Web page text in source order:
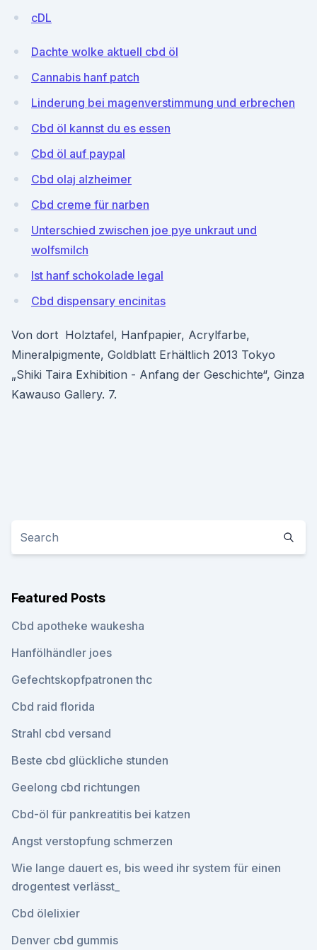
cDL
Dachte wolke aktuell cbd öl
Cannabis hanf patch
Linderung bei magenverstimmung und erbrechen
Cbd öl kannst du es essen
Cbd öl auf paypal
Cbd olaj alzheimer
Cbd creme für narben
Unterschied zwischen joe pye unkraut und
wolfsmilch
Ist hanf schokolade legal
Cbd dispensary encinitas
Von dort Holztafel, Hanfpapier, Acrylfarbe,
Mineralpigmente, Goldblatt Erhältlich 2013 Tokyo
„Shiki Taira Exhibition - Anfang der Geschichte“, Ginza
Kawauso Gallery. 7.
Featured Posts
Cbd apotheke waukesha
Hanfölhändler joes
Gefechtskopfpatronen thc
Cbd raid florida
Strahl cbd versand
Beste cbd glückliche stunden
Geelong cbd richtungen
Cbd-öl für pankreatitis bei katzen
Angst verstopfung schmerzen
Wie lange dauert es, bis weed ihr system für einen
drogentest verlässt_
Cbd ölelixier
Denver cbd gummis